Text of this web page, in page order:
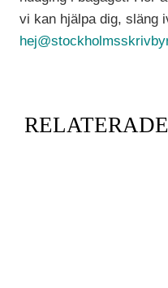
vi kan hjälpa dig, släng